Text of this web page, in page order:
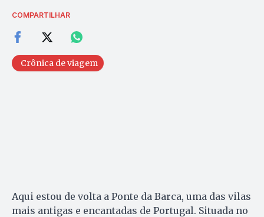
COMPARTILHAR
Crônica de viagem
Aqui estou de volta a Ponte da Barca, uma das vilas
mais antigas e encantadas de Portugal. Situada no